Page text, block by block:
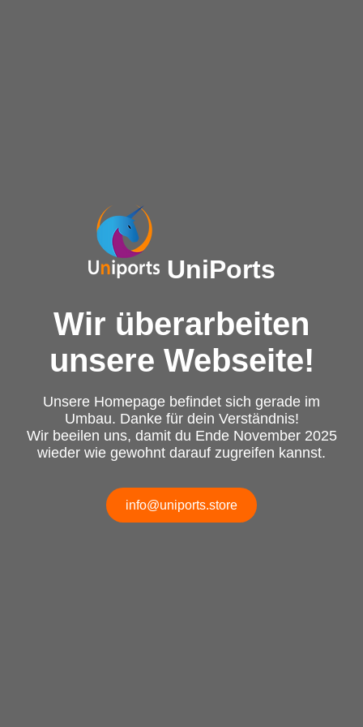
UniPorts
Wir überarbeiten
unsere Webseite!
Unsere Homepage befindet sich gerade im
Umbau. Danke für dein Verständnis!
Wir beeilen uns, damit du Ende November 2025
wieder wie gewohnt darauf zugreifen kannst.
info@uniports.store